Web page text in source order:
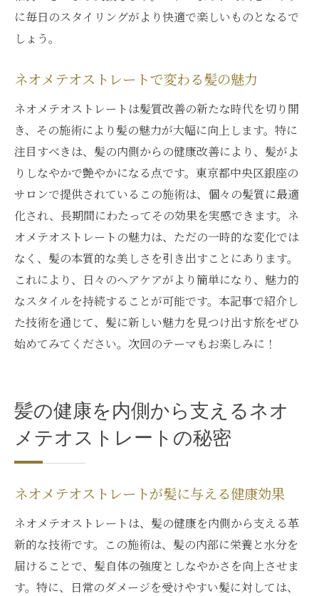
に毎日のスタイリングがより快適で楽しいものとなるで
しょう。
ネオメテオストレートで変わる髪の魅力
ネオメテオストレートは髪質改善の新たな時代を切り開
き、その施術により髪の魅力が大幅に向上します。特に
注目すべきは、髪の内側からの健康改善により、髪がよ
りしなやかで艶やかになる点です。東京都中央区銀座の
サロンで提供されているこの施術は、個々の髪質に最適
化され、長期間にわたってその効果を実感できます。ネ
オメテオストレートの魅力は、ただの一時的な変化では
なく、髪の本質的な美しさを引き出すことにあります。
これにより、日々のヘアケアがより簡単になり、魅力的
なスタイルを持続することが可能です。本記事で紹介し
た技術を通じて、髪に新しい魅力を見つけ出す旅をぜひ
始めてみてください。次回のテーマもお楽しみに！
髪の健康を内側から支えるネオ
メテオストレートの秘密
ネオメテオストレートが髪に与える健康効果
ネオメテオストレートは、髪の健康を内側から支える革
新的な技術です。この施術は、髪の内部に栄養と水分を
届けることで、髪自体の強度としなやかさを向上させま
す。特に、日常のダメージを受けやすい髪に対しては、